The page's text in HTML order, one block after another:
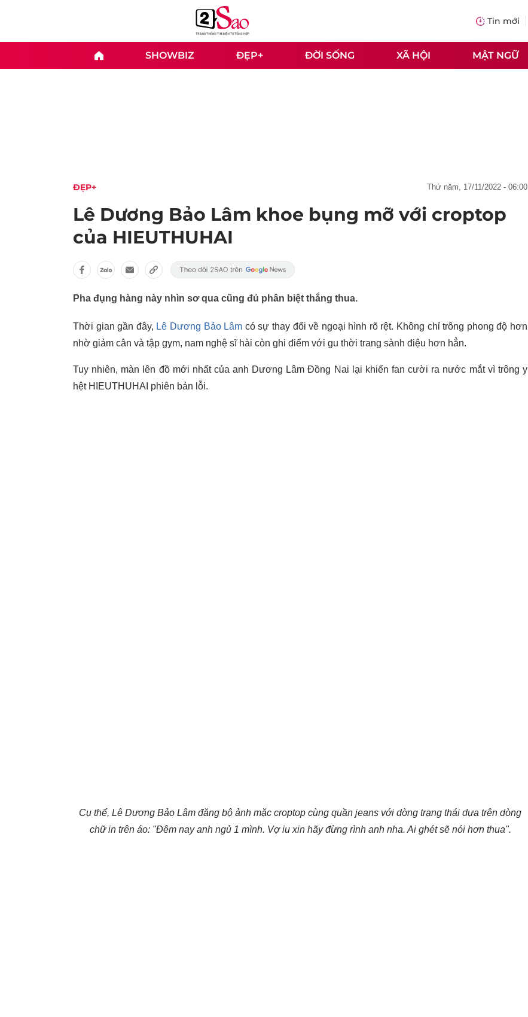
Tin mới
SHOWBIZ ĐẸP+ ĐỜI SỐNG XÃ HỘI MẬT NGỮ
ĐẸP+ thứ năm, 17/11/2022 - 06:00
Lê Dương Bảo Lâm khoe bụng mỡ với croptop
của HIEUTHUHAI
Pha đụng hàng này nhìn sơ qua cũng đủ phân biệt thắng thua.
Thời gian gần đây, Lê Dương Bảo Lâm có sự thay đổi về ngoại hình rõ rệt. Không chỉ trông phong độ hơn
nhờ giảm cân và tập gym, nam nghệ sĩ hài còn ghi điểm với gu thời trang sành điệu hơn hẳn.
Tuy nhiên, màn lên đồ mới nhất của anh Dương Lâm Đồng Nai lại khiến fan cười ra nước mắt vì trông y
hệt HIEUTHUHAI phiên bản lỗi.
Cụ thể, Lê Dương Bảo Lâm đăng bộ ảnh mặc croptop cùng quần jeans với dòng trạng thái dựa trên dòng
chữ in trên áo: "Đêm nay anh ngủ 1 mình. Vợ iu xin hãy đừng rình anh nha. Ai ghét sẽ nói hơn thua".